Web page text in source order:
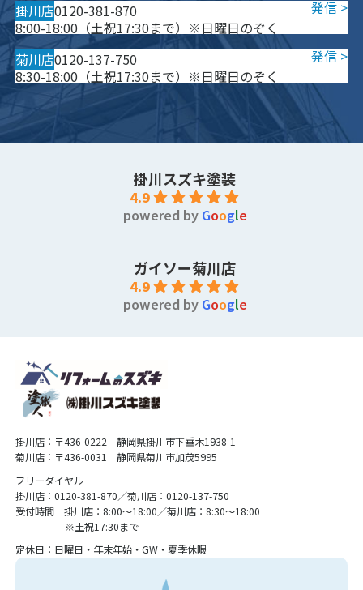
掛川店0120-381-870
8:00-18:00（土祝17:30まで）※日曜日のぞく
菊川店0120-137-750
8:30-18:00（土祝17:30まで）※日曜日のぞく
掛川スズキ塗装
4.9
powered by Google
ガイソー菊川店
4.9
powered by Google
掛川店：〒436-0222 静岡県掛川市下垂木1938-1
菊川店：〒436-0031 静岡県菊川市加茂5995
フリーダイヤル
掛川店：0120-381-870／菊川店：0120-137-750
受付時間 掛川店：8:00〜18:00／菊川店：8:30〜18:00
※土祝17:30まで
定休日：日曜日・年末年始・GW・夏季休暇